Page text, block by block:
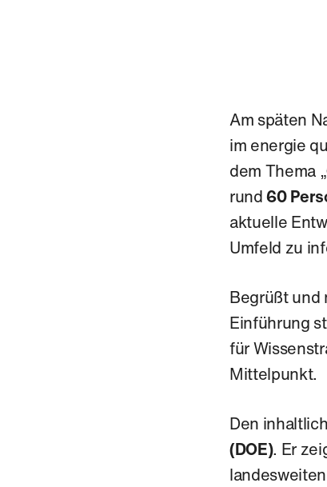
Am späten
im energie
dem Thema „
rund60
aktuelle
Umfeld zu
Begrüßt und
Einführung
für
Mittelpunkt.
Den
(DOE). Er